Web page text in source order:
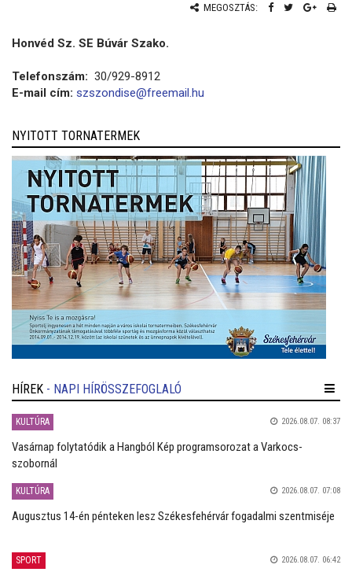
MEGOSZTÁS:
Honvéd Sz. SE Búvár Szako.
Telefonszám: 30/929-8912
E-mail cím: szszondise@freemail.hu
NYITOTT TORNATERMEK
HÍREK - NAPI HÍRÖSSZEFOGLALÓ
KULTÚRA 2026.08.07. 08:37
Vasárnap folytatódik a Hangból Kép programsorozat a Varkocs-
szobornál
KULTÚRA 2026.08.07. 07:08
Augusztus 14-én pénteken lesz Székesfehérvár fogadalmi szentmiséje
SPORT 2026.08.07. 06:42